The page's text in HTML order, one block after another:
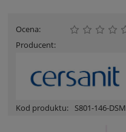
Ocena:
Producent:
Kod produktu: S801-146-DSM